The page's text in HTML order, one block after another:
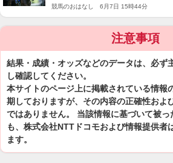
競馬のおはなし 6月7日 15時44分
注意事項
結果・成績・オッズなどのデータは、必ず
し確認してください。
本サイトのページ上に掲載されている情報
期しておりますが、その内容の正確性およ
ではありません。 当該情報に基づいて被
も、株式会社NTTドコモおよび情報提供者
ます。